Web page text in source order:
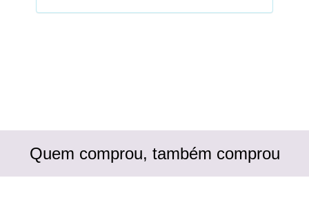
Quem comprou, também comprou